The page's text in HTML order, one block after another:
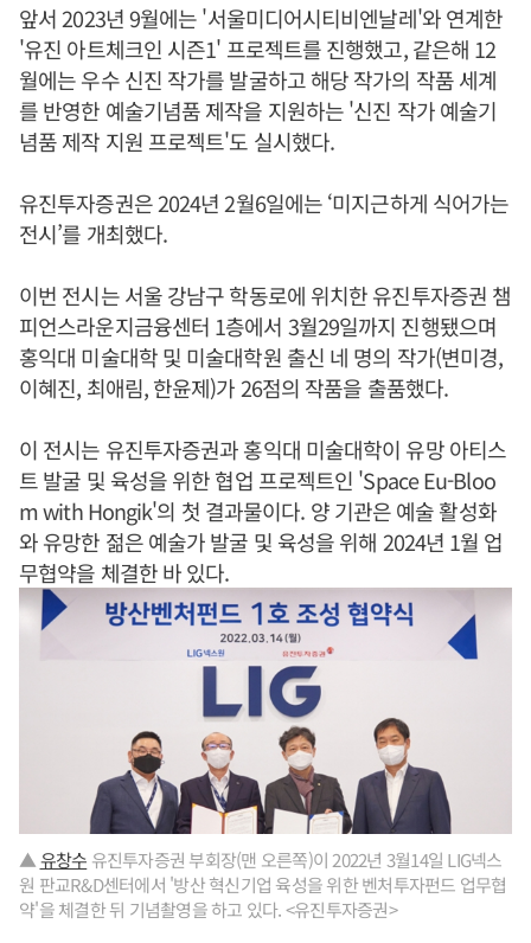
앞서 2023년 9월에는 '서울미디어시티비엔날레'와 연계한
'유진 아트체크인 시즌1' 프로젝트를 진행했고, 같은해 12
월에는 우수 신진 작가를 발굴하고 해당 작가의 작품 세계
를 반영한 예술기념품 제작을 지원하는 '신진 작가 예술기
념품 제작 지원 프로젝트'도 실시했다.
유진투자증권은 2024년 2월6일에는 ‘미지근하게 식어가는
전시’를 개최했다.
이번 전시는 서울 강남구 학동로에 위치한 유진투자증권 챔
피언스라운지금융센터 1층에서 3월29일까지 진행됐으며
홍익대 미술대학 및 미술대학원 출신 네 명의 작가(변미경,
이혜진, 최애림, 한윤제)가 26점의 작품을 출품했다.
이 전시는 유진투자증권과 홍익대 미술대학이 유망 아티스
트 발굴 및 육성을 위한 협업 프로젝트인 'Space Eu-Bloo
m with Hongik'의 첫 결과물이다. 양 기관은 예술 활성화
와 유망한 젊은 예술가 발굴 및 육성을 위해 2024년 1월 업
무협약을 체결한 바 있다.
▲유창수 유진투자증권 부회장(맨 오른쪽)이 2022년 3월14일 LIG넥스
원 판교R&D센터에서 '방산 혁신기업 육성을 위한 벤처투자펀드 업무협
약'을 체결한 뒤 기념촬영을 하고 있다. <유진투자증권>